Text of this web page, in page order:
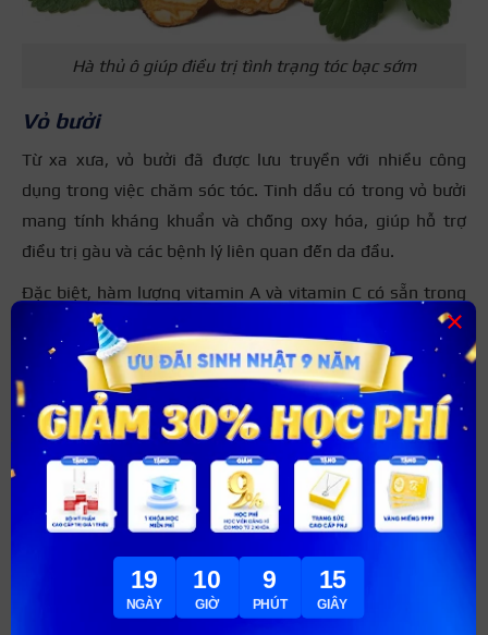
Hà thủ ô giúp điều trị tình trạng tóc bạc sớm
Vỏ bưởi
Từ xa xưa, vỏ bưởi đã được lưu truyền với nhiều công
dụng trong việc chăm sóc tóc. Tinh dầu có trong vỏ bưởi
mang tính kháng khuẩn và chống oxy hóa, giúp hỗ trợ
điều trị gàu và các bệnh lý liên quan đến da đầu.
Đặc biệt, hàm lượng vitamin A và vitamin C có sẵn trong
vỏ bưởi sẽ giúp tăng sức đề kháng cho tóc, giúp tóc dày
và chắc khỏe hơn.
19
NGÀY
10
GIỜ
9
PHÚT
13
GIÂY
×